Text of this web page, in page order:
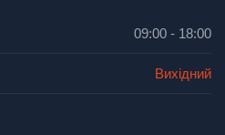
09:00 - 18:00
Вихідний